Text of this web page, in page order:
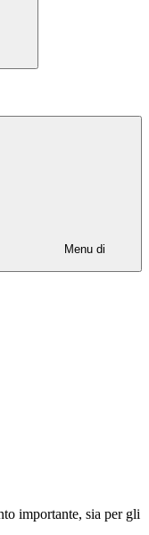
Menu di
importante, sia per gli